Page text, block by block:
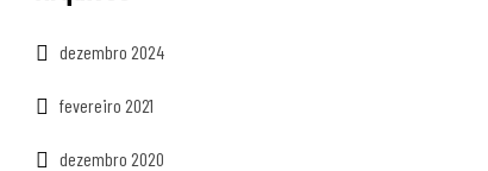
dezembro 2024
fevereiro 2021
dezembro 2020